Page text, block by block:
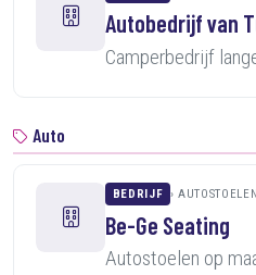
Autobedrijf van
Camperbedrijf
Auto
BEDRIJF
Be-Ge Seating
Autostoelen op